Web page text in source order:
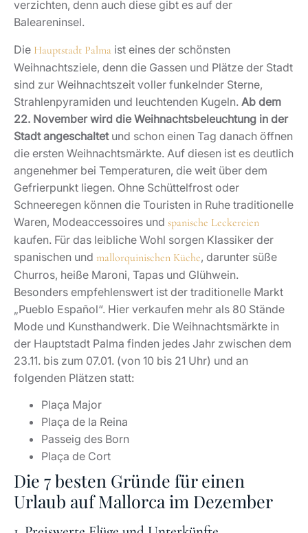
verzichten, denn auch diese gibt es auf der
Baleareninsel.
Die Hauptstadt Palma ist eines der schönsten
Weihnachtsziele, denn die Gassen und Plätze der Stadt
sind zur Weihnachtszeit voller funkelnder Sterne,
Strahlenpyramiden und leuchtenden Kugeln. Ab dem
22. November wird die Weihnachtsbeleuchtung in der
Stadt angeschaltetund schon einen Tag danach öffnen
die ersten Weihnachtsmärkte. Auf diesen ist es deutlich
angenehmer bei Temperaturen, die weit über dem
Gefrierpunkt liegen. Ohne Schüttelfrost oder
Schneeregen können die Touristen in Ruhe traditionelle
Waren, Modeaccessoires und spanische Leckereien
kaufen. Für das leibliche Wohl sorgen Klassiker der
spanischen und mallorquinischen Küche, darunter süße
Churros, heiße Maroni, Tapas und Glühwein.
Besonders empfehlenswert ist der traditionelle Markt
„Pueblo Español“. Hier verkaufen mehr als 80 Stände
Mode und Kunsthandwerk. Die Weihnachtsmärkte in
der Hauptstadt Palma finden jedes Jahr zwischen dem
23.11. bis zum 07.01. (von 10 bis 21 Uhr) und an
folgenden Plätzen statt:
Plaça Major
Plaça de la Reina
Passeig des Born
Plaça de Cort
Die 7 besten Gründe für einen
Urlaub auf Mallorca im Dezember